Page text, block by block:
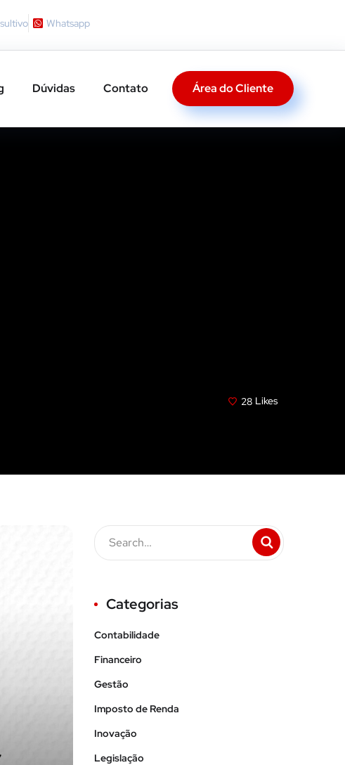
Whatsapp
Dúvidas Contato Área do Cliente
28 Likes
Categorias
Contabilidade
Financeiro
Gestão
Imposto de Renda
Inovação
Legislação